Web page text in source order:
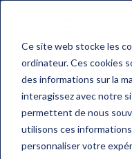
Ce site web stocke les
ordinateur. Ces cookies
des informations sur la
interagissez avec notre
permettent de nous
utilisons ces
personnaliser votre
Nos
Notre
👉 On